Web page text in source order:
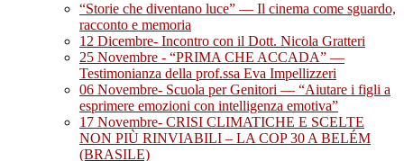
“Storie che diventano luce” — Il cinema come sguardo,
racconto e memoria
12 Dicembre- Incontro con il Dott. Nicola Gratteri
25 Novembre - “PRIMA CHE ACCADA” —
Testimonianza della prof.ssa Eva Impellizzeri
06 Novembre- Scuola per Genitori — “Aiutare i figli a
esprimere emozioni con intelligenza emotiva”
17 Novembre- CRISI CLIMATICHE E SCELTE
NON PIÙ RINVIABILI – LA COP 30 A BELÉM
(BRASILE)